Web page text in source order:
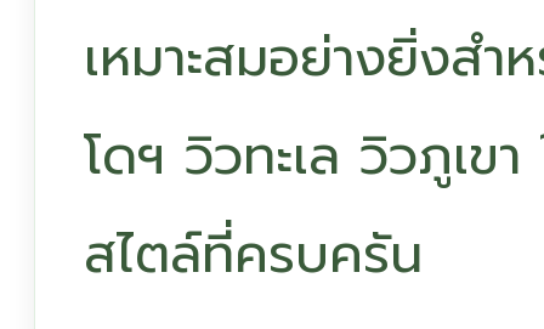
เหมาะสมอย่างยิ่งส
โดฯ วิวทะเล วิวภูเข
สไตล์ที่ครบครัน